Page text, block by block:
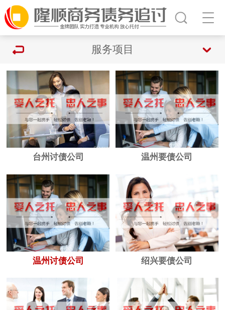
服务项目
台州讨债公司 温州要债公司
温州讨债公司 绍兴要债公司